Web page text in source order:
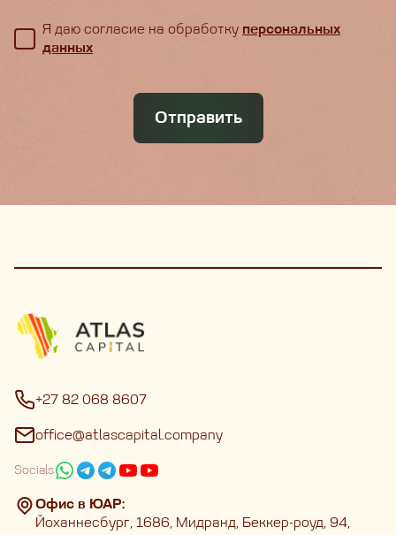
Я даю согласие на обработку персональных
данных
Отправить
+27 82 068 8607
office@atlascapital.company
Socials
Офис в ЮАР:
Йоханнесбург, 1686, Мидранд, Беккер-роуд, 94,